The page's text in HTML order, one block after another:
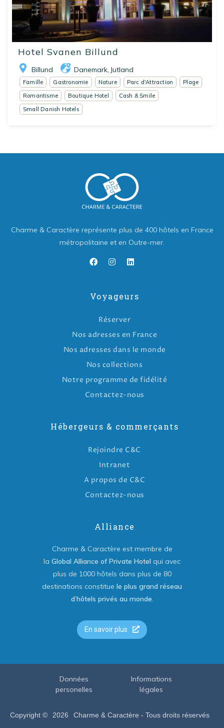
Hotel Svanen Billund
Billund Danemark Jutland
Famille Gastronomie Nature Parc d'Attraction
Plage
Romantisme
Boutique Hotel
Cash & Smile
Small Danish Hotels
Charme & Caractère représente plus de 400 hôtels en France
métropolitaine et en Outre-mer.
Voyageurs
Réserver
Nos adresses en France
Nos adresses dans le monde
Nos collections
Notre programme de fidélité
Contactez-nous
Hébergeurs & commerçants
Rejoindre C&C
Intranet
A propos de C&C
Contactez-nous
Alliance
Charme & Caractère est membre de
la Global Alliance of Private Hotel qui avec
plus de 1000 hôtels dans plus de 80
destinations constitue le plus grand réseau
d’hôtels privés au monde.
En savoir plus
Copyright © 2026 Charme & Caractère - Tous droits réservés
Données
personelles
Informations
légales